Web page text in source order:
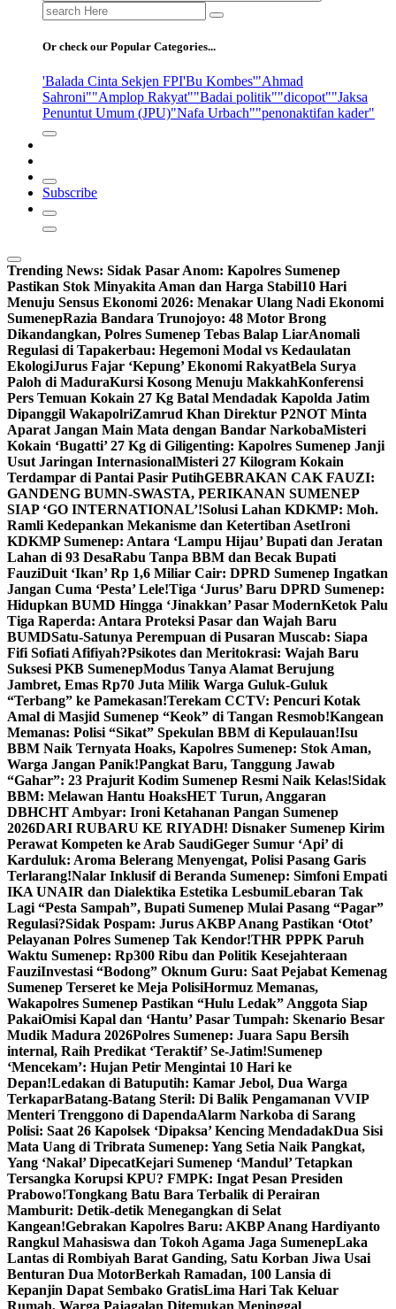
Search
for:
Or check our Popular Categories...
'Balada Cinta Sekjen FPI'Bu Kombes'"Ahmad
Sahroni""Amplop Rakyat""Badai politik""dicopot""Jaksa
Penuntut Umum (JPU)"Nafa Urbach""penonaktifan kader"
Subscribe
Trending News: Sidak Pasar Anom: Kapolres Sumenep
Pastikan Stok Minyakita Aman dan Harga Stabil10 Hari
Menuju Sensus Ekonomi 2026: Menakar Ulang Nadi Ekonomi
SumenepRazia Bandara Trunojoyo: 48 Motor Brong
Dikandangkan, Polres Sumenep Tebas Balap LiarAnomali
Regulasi di Tapakerbau: Hegemoni Modal vs Kedaulatan
EkologiJurus Fajar ‘Kepung’ Ekonomi RakyatBela Surya
Paloh di MaduraKursi Kosong Menuju MakkahKonferensi
Pers Temuan Kokain 27 Kg Batal Mendadak Kapolda Jatim
Dipanggil WakapolriZamrud Khan Direktur P2NOT Minta
Aparat Jangan Main Mata dengan Bandar NarkobaMisteri
Kokain ‘Bugatti’ 27 Kg di Giligenting: Kapolres Sumenep Janji
Usut Jaringan InternasionalMisteri 27 Kilogram Kokain
Terdampar di Pantai Pasir PutihGEBRAKAN CAK FAUZI:
GANDENG BUMN-SWASTA, PERIKANAN SUMENEP
SIAP ‘GO INTERNATIONAL’!Solusi Lahan KDKMP: Moh.
Ramli Kedepankan Mekanisme dan Ketertiban AsetIroni
KDKMP Sumenep: Antara ‘Lampu Hijau’ Bupati dan Jeratan
Lahan di 93 DesaRabu Tanpa BBM dan Becak Bupati
FauziDuit ‘Ikan’ Rp 1,6 Miliar Cair: DPRD Sumenep Ingatkan
Jangan Cuma ‘Pesta’ Lele!Tiga ‘Jurus’ Baru DPRD Sumenep:
Hidupkan BUMD Hingga ‘Jinakkan’ Pasar ModernKetok Palu
Tiga Raperda: Antara Proteksi Pasar dan Wajah Baru
BUMDSatu-Satunya Perempuan di Pusaran Muscab: Siapa
Fifi Sofiati Afifiyah?Psikotes dan Meritokrasi: Wajah Baru
Suksesi PKB SumenepModus Tanya Alamat Berujung
Jambret, Emas Rp70 Juta Milik Warga Guluk-Guluk
“Terbang” ke Pamekasan!Terekam CCTV: Pencuri Kotak
Amal di Masjid Sumenep “Keok” di Tangan Resmob!Kangean
Memanas: Polisi “Sikat” Spekulan BBM di Kepulauan!Isu
BBM Naik Ternyata Hoaks, Kapolres Sumenep: Stok Aman,
Warga Jangan Panik!Pangkat Baru, Tanggung Jawab
“Gahar”: 23 Prajurit Kodim Sumenep Resmi Naik Kelas!Sidak
BBM: Melawan Hantu HoaksHET Turun, Anggaran
DBHCHT Ambyar: Ironi Ketahanan Pangan Sumenep
2026DARI RUBARU KE RIYADH! Disnaker Sumenep Kirim
Perawat Kompeten ke Arab SaudiGeger Sumur ‘Api’ di
Karduluk: Aroma Belerang Menyengat, Polisi Pasang Garis
Terlarang!Nalar Inklusif di Beranda Sumenep: Simfoni Empati
IKA UNAIR dan Dialektika Estetika LesbumiLebaran Tak
Lagi “Pesta Sampah”, Bupati Sumenep Mulai Pasang “Pagar”
Regulasi?Sidak Pospam: Jurus AKBP Anang Pastikan ‘Otot’
Pelayanan Polres Sumenep Tak Kendor!THR PPPK Paruh
Waktu Sumenep: Rp300 Ribu dan Politik Kesejahteraan
FauziInvestasi “Bodong” Oknum Guru: Saat Pejabat Kemenag
Sumenep Terseret ke Meja PolisiHormuz Memanas,
Wakapolres Sumenep Pastikan “Hulu Ledak” Anggota Siap
PakaiOmisi Kapal dan ‘Hantu’ Pasar Tumpah: Skenario Besar
Mudik Madura 2026Polres Sumenep: Juara Sapu Bersih
internal, Raih Predikat ‘Teraktif’ Se-Jatim!Sumenep
‘Mencekam’: Hujan Petir Mengintai 10 Hari ke
Depan!Ledakan di Batuputih: Kamar Jebol, Dua Warga
TerkaparBatang-Batang Steril: Di Balik Pengamanan VVIP
Menteri Trenggono di DapendaAlarm Narkoba di Sarang
Polisi: Saat 26 Kapolsek ‘Dipaksa’ Kencing MendadakDua Sisi
Mata Uang di Tribrata Sumenep: Yang Setia Naik Pangkat,
Yang ‘Nakal’ DipecatKejari Sumenep ‘Mandul’ Tetapkan
Tersangka Korupsi KPU? FMPK: Ingat Pesan Presiden
Prabowo!Tongkang Batu Bara Terbalik di Perairan
Mamburit: Detik-detik Menegangkan di Selat
Kangean!Gebrakan Kapolres Baru: AKBP Anang Hardiyanto
Rangkul Mahasiswa dan Tokoh Agama Jaga SumenepLaka
Lantas di Rombiyah Barat Ganding, Satu Korban Jiwa Usai
Benturan Dua MotorBerkah Ramadan, 100 Lansia di
Kepanjin Dapat Sembako GratisLima Hari Tak Keluar